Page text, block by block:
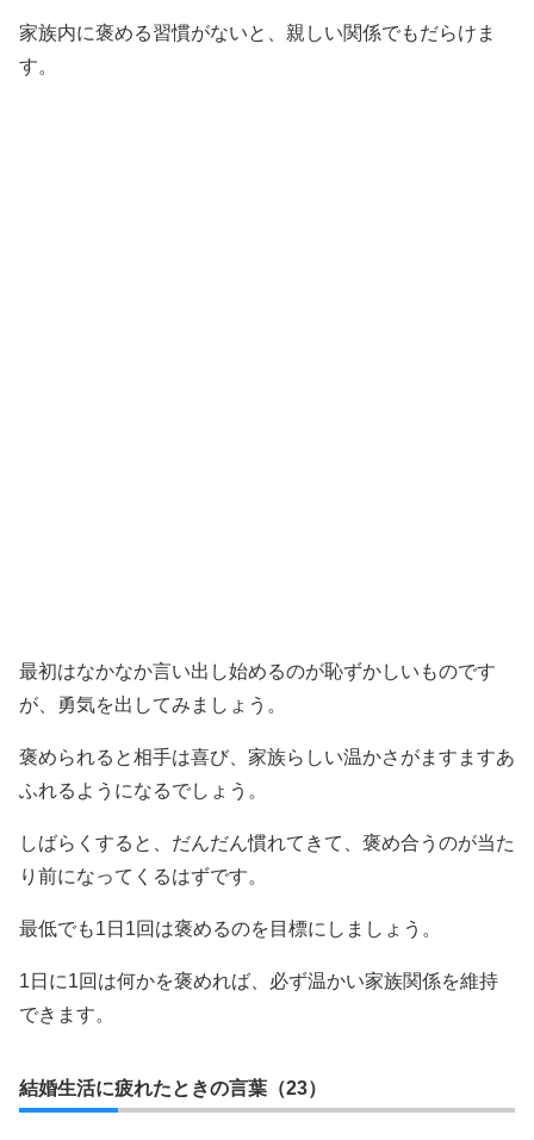
家族内に褒める習慣がないと、親しい関係でもだらけま
す。
最初はなかなか言い出し始めるのが恥ずかしいものです
が、勇気を出してみましょう。
褒められると相手は喜び、家族らしい温かさがますますあ
ふれるようになるでしょう。
しばらくすると、だんだん慣れてきて、褒め合うのが当た
り前になってくるはずです。
最低でも1日1回は褒めるのを目標にしましょう。
1日に1回は何かを褒めれば、必ず温かい家族関係を維持
できます。
結婚生活に疲れたときの言葉（23）